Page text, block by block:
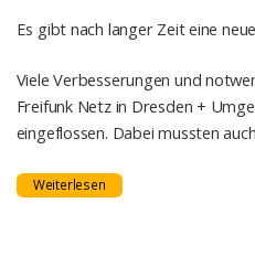
Es gibt nach langer Zeit eine
Viele Verbesserungen und
Freifunk Netz in Dresden +
eingeflossen. Dabei mussten
Weiterlesen